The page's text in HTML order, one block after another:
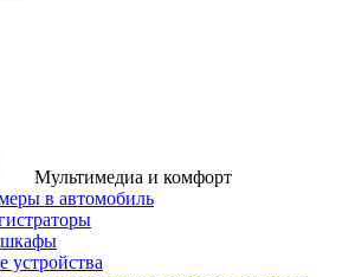
Мультимедиа и комфорт
в автомобиль
устройства